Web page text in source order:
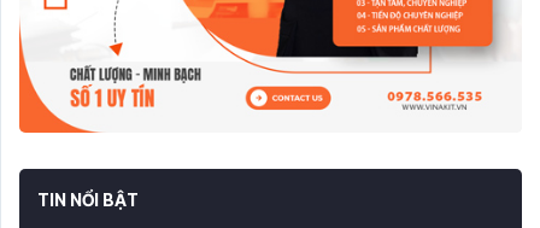
TIN NỔI BẬT